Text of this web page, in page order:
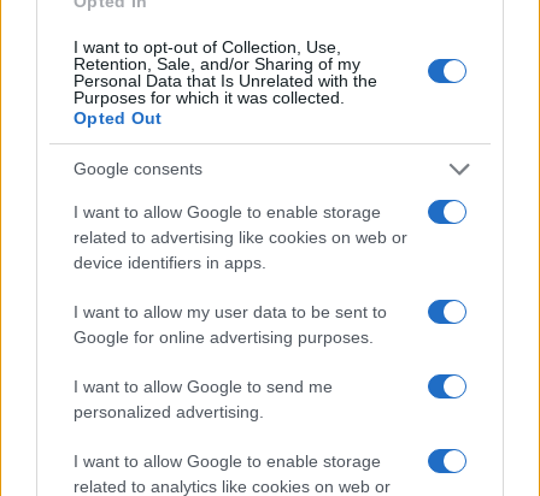
I want to opt-out of Collection, Use,
Retention, Sale, and/or Sharing of my
Personal Data that Is Unrelated with the
Purposes for which it was collected.
Opted Out
Google consents
I want to allow Google to enable storage
related to advertising like cookies on web or
device identifiers in apps.
I want to allow my user data to be sent to
Google for online advertising purposes.
I want to allow Google to send me
personalized advertising.
I want to allow Google to enable storage
related to analytics like cookies on web or
commenti. In redazione predilige reportage
sul campo e conserva il biglietto di quella
partita come prova della svolta.